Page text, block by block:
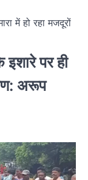
में हो रहा मजदूरों
पर ही
अरूप